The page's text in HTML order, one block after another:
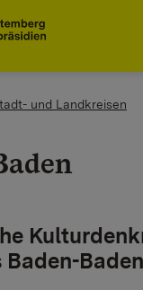
und Landkreisen
Baden